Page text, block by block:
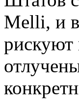
Melli, и